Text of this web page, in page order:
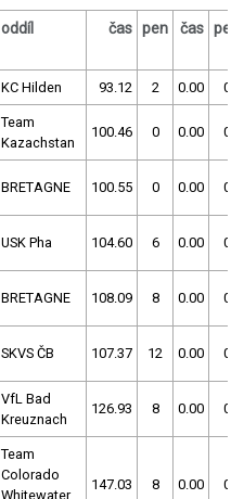
oddíl čas pen čas pen
KC Hilden 93.12 2 0.00 0
Team
Kazachstan
100.46 0 0.00 0
BRETAGNE 100.55 0 0.00 0
USK Pha 104.60 6 0.00 0
BRETAGNE 108.09 8 0.00 0
SKVS ČB 107.37 12 0.00 0
VfL Bad
Kreuznach
126.93 8 0.00 0
Team
Colorado
Whitewater
147.03 8 0.00 0